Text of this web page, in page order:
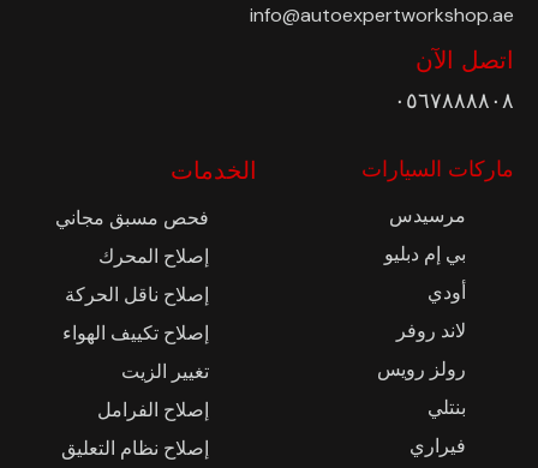
info@autoexpertworkshop.ae
اتصل الآن
٠٥٦٧٨٨٨٨٠٨
ماركات السيارات
مرسيدس
بي إم دبليو
أودي
لاند روفر
رولز رويس
بنتلي
فيراري
الخدمات
فحص مسبق مجاني
إصلاح المحرك
إصلاح ناقل الحركة
إصلاح تكييف الهواء
تغيير الزيت
إصلاح الفرامل
إصلاح نظام التعليق